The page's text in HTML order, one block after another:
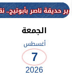
الجمعة
أغسطس
7
2026